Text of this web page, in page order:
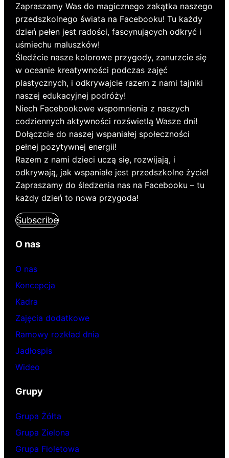
Zapraszamy Was do magicznego zakątka naszego
przedszkolnego świata na Facebooku! Tu każdy
dzień pełen jest radości, fascynujących odkryć i
uśmiechu maluszków!
Śledźcie nasze kolorowe przygody, zanurzcie się
w oceanie kreatywności podczas zajęć
plastycznych, i odkrywajcie razem z nami tajniki
naszej edukacyjnej podróży!
Niech Facebookowe wspomnienia z naszych
codziennych aktywności rozświetlą Wasze dni!
Dołączcie do naszej wspaniałej społeczności
pełnej pozytywnej energii!
Razem z nami dzieci uczą się, rozwijają, i
odkrywają, jak wspaniałe jest przedszkolne życie!
Zapraszamy do śledzenia nas na Facebooku – tu
każdy dzień to nowa przygoda!
Subscribe
O nas
O nas
Koncepcja
Kadra
Zajęcia dodatkowe
Ramowy rozkład dnia
Jadłospis
Wideo
Grupy
Grupa Żółta
Grupa Zielona
Grupa Fioletowa